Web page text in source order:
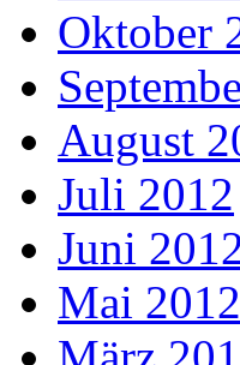
Oktober
August
Juli 2012
Juni
Mai 2012